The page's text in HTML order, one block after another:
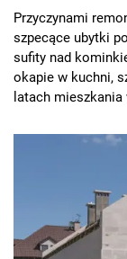
Przyczynami
szpecące ubytki
sufity nad
okapie w kuchni,
latach mieszkania
przygotować